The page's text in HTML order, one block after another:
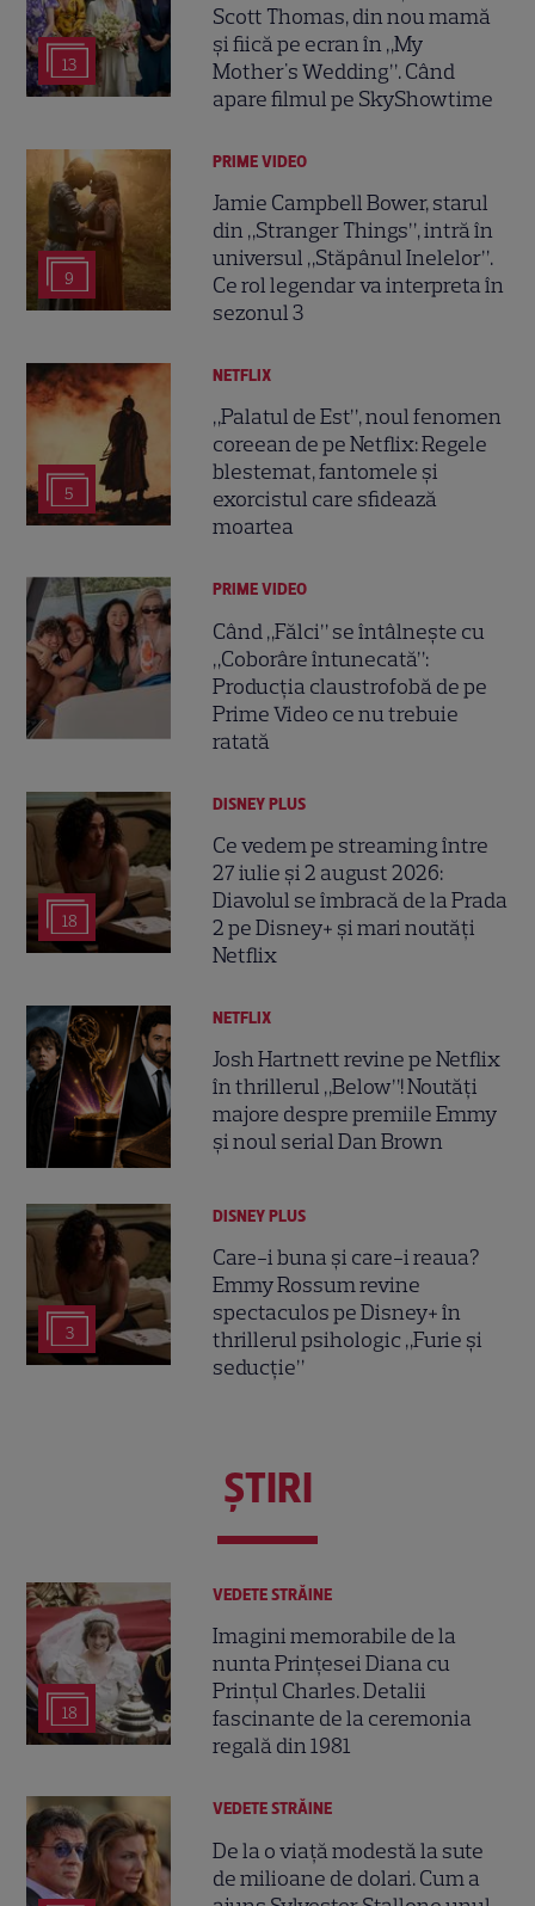
13
Scott Thomas, din nou mamă
și fiică pe ecran în „My
Mother's Wedding”. Când
apare filmul pe SkyShowtime
9
PRIME VIDEO
Jamie Campbell Bower, starul
din „Stranger Things”, intră în
universul „Stăpânul Inelelor”.
Ce rol legendar va interpreta în
sezonul 3
5
NETFLIX
„Palatul de Est”, noul fenomen
coreean de pe Netflix: Regele
blestemat, fantomele și
exorcistul care sfidează
moartea
PRIME VIDEO
Când „Fălci” se întâlnește cu
„Coborâre întunecată”:
Producția claustrofobă de pe
Prime Video ce nu trebuie
ratată
18
DISNEY PLUS
Ce vedem pe streaming între
27 iulie și 2 august 2026:
Diavolul se îmbracă de la Prada
2 pe Disney+ și mari noutăți
Netflix
NETFLIX
Josh Hartnett revine pe Netflix
în thrillerul „Below”! Noutăți
majore despre premiile Emmy
și noul serial Dan Brown
3
DISNEY PLUS
Care-i buna și care-i reaua?
Emmy Rossum revine
spectaculos pe Disney+ în
thrillerul psihologic „Furie și
seducție”
ŞTIRI
18
VEDETE STRĂINE
Imagini memorabile de la
nunta Prințesei Diana cu
Prințul Charles. Detalii
fascinante de la ceremonia
regală din 1981
VEDETE STRĂINE
De la o viață modestă la sute
de milioane de dolari. Cum a